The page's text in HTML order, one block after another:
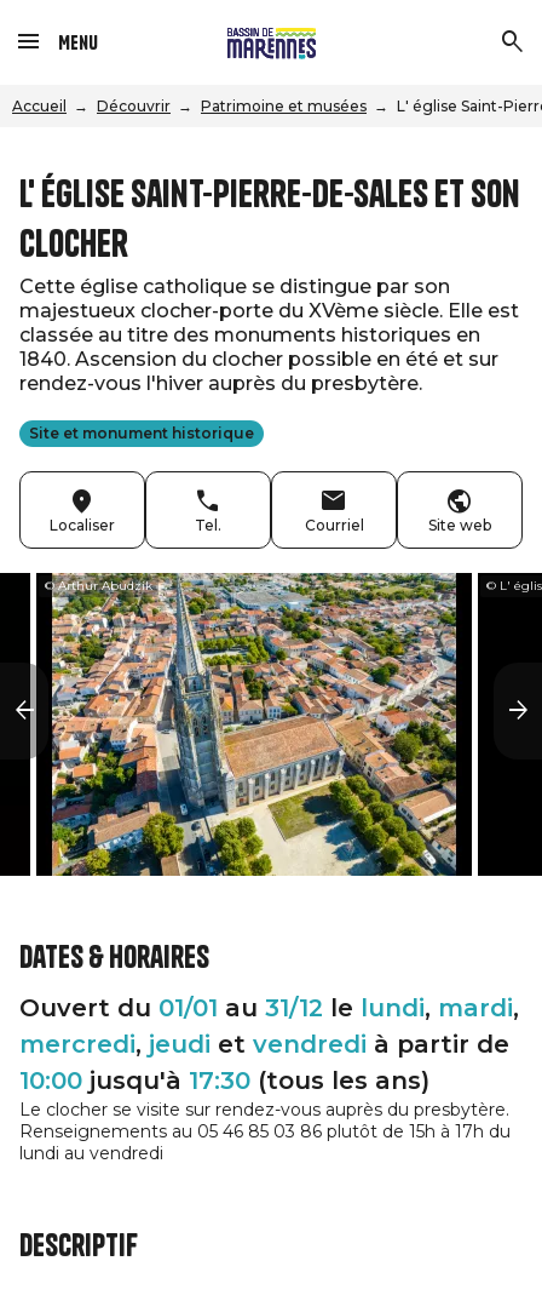
Menu
Accueil Découvrir Patrimoine et musées L' église Saint-
L' église Saint-Pierre-de-Sales et son
clocher
Cette église catholique se distingue par son
majestueux clocher-porte du XVème siècle. Elle est
classée au titre des monuments historiques en
1840. Ascension du clocher possible en été et sur
rendez-vous l'hiver auprès du presbytère.
Site et monument historique
Localiser Tel. Courriel Site web
© Arthur Abudzik © L'
Dates & horaires
Ouvert du 01/01 au 31/12 le lundi, mardi,
mercredi, jeudi et vendredi à partir de
10:00 jusqu'à 17:30 (tous les ans)
Le clocher se visite sur rendez-vous auprès du presbytère.
Renseignements au 05 46 85 03 86 plutôt de 15h à 17h du
lundi au vendredi
Descriptif